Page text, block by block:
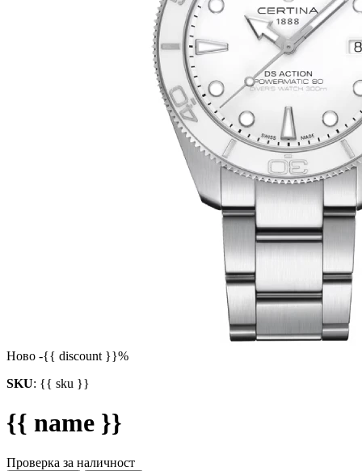
Ново -{{ discount }}%
SKU: {{ sku }}
{{ name }}
Проверка за наличност